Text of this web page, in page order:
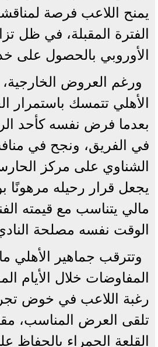
يمنح اللاعب فرصة
الفترة المقبلة، في ظل
الأوروبي بالحصول على
ورغم العروض الخارجية،
الأهلي تتمسك باستمرار
بعدما فرض نفسه كأحد
في الفريق، ونجح في
الشناوي على مركز
يجعل قرار رحيله
مالي يتناسب مع قيمته
الوقت نفسه مصلحة
وتترقب جماهير الأهلي
المفاوضات خلال الأيام
رغبة اللاعب في خوض
تلقى العرض المناسب،
القلعة الحمراء بالحفاظ